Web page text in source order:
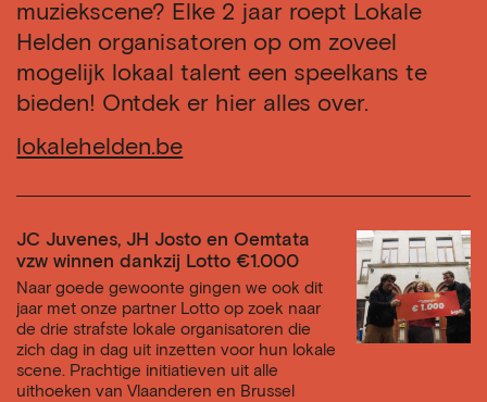
muziekscene? Elke 2 jaar roept Lokale
Helden organisatoren op om zoveel
mogelijk lokaal talent een speelkans te
bieden! Ontdek er hier alles over.
lokalehelden.be
JC Juvenes, JH Josto en Oemtata
vzw winnen dankzij Lotto €1.000
Naar goede gewoonte gingen we ook dit
jaar met onze partner Lotto op zoek naar
de drie strafste lokale organisatoren die
zich dag in dag uit inzetten voor hun lokale
scene. Prachtige initiatieven uit alle
uithoeken van Vlaanderen en Brussel